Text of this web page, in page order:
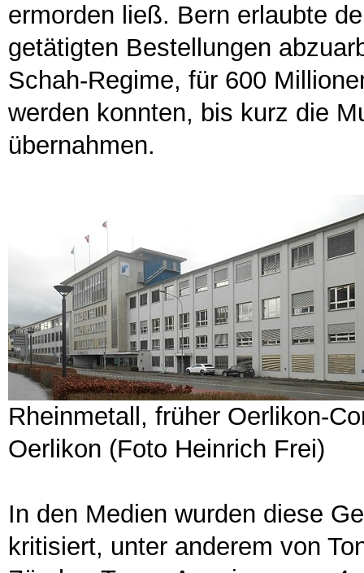
ermorden ließ. Bern erlaubte
getätigten Bestellungen
Schah-Regime, für 600
werden konnten, bis kurz die
übernahmen.
Rheinmetall, früher Oerlikon-
Oerlikon (Foto Heinrich Frei)
In den Medien wurden diese
kritisiert, unter anderem von